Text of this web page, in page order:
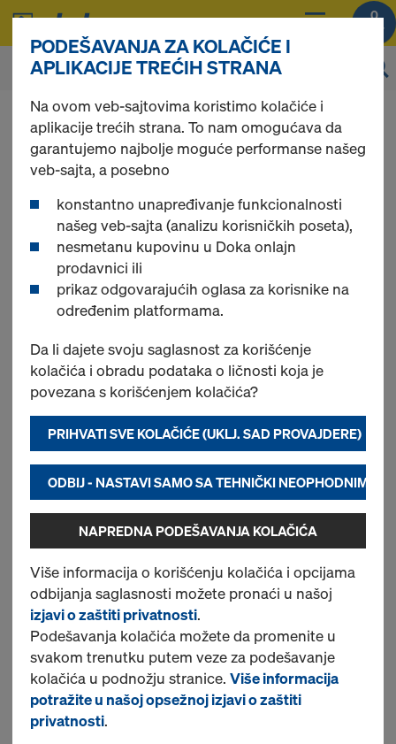
0
Možete da pregledate cene vaših proizvoda
nakonprijavljivanja
Distanceri za
armaturu
Pronađeno 8 proizvoda
Najviše prikazivano
Plastični vertikalni
distancer h=20 mm
Br. artikla 747000021
Koristi se pri armiranju zidova –
vertikalnih konstrukcija
Distanceri se u najvećem broju
slučajeva izrađuju od plastike,
zbog čega predstavljaju mali
izdatak prilikom investiranja
radova, ali u velikoj meri
doprinose kvalitetu izvođenja.
PODEŠAVANJA ZA KOLAČIĆE I
APLIKACIJE TREĆIH STRANA
Na ovom veb-sajtovima koristimo kolačiće i
aplikacije trećih strana. To nam omogućava da
garantujemo najbolje moguće performanse našeg
veb-sajta, a posebno
konstantno unapređivanje funkcionalnosti
našeg veb-sajta (analizu korisničkih poseta),
nesmetanu kupovinu u Doka onlajn
prodavnici ili
prikaz odgovarajućih oglasa za korisnike na
određenim platformama.
Da li dajete svoju saglasnost za korišćenje
kolačića i obradu podataka o ličnosti koja je
povezana s korišćenjem kolačića?
PRIHVATI SVE KOLAČIĆE (UKLJ. SAD PROVAJDERE)
ODBIJ - NASTAVI SAMO SA TEHNIČKI NEOPHODNIM
NAPREDNA PODEŠAVANJA KOLAČIĆA
Više informacija o korišćenju kolačića i opcijama
odbijanja saglasnosti možete pronaći u našoj
izjavi o zaštiti privatnosti.
Podešavanja kolačića možete da promenite u
svakom trenutku putem veze za podešavanje
kolačića u podnožju stranice. Više informacija
potražite u našoj opsežnoj izjavi o zaštiti
privatnosti.